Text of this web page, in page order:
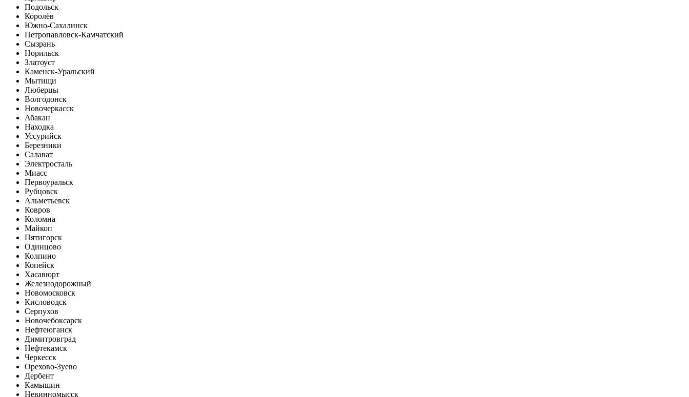
Подольск
Королёв
Южно-Сахалинск
Петропавловск-Камчатский
Сызрань
Норильск
Златоуст
Каменск-Уральский
Мытищи
Люберцы
Волгодонск
Новочеркасск
Абакан
Находка
Уссурийск
Березники
Салават
Электросталь
Миасс
Первоуральск
Рубцовск
Альметьевск
Ковров
Коломна
Майкоп
Пятигорск
Одинцово
Колпино
Копейск
Хасавюрт
Железнодорожный
Новомосковск
Кисловодск
Серпухов
Новочебоксарск
Нефтеюганск
Димитровград
Нефтекамск
Черкесск
Орехово-Зуево
Дербент
Камышин
Невинномысск